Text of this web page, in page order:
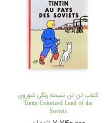
کتاب تن تن نسخه رنگی شوروی
Tintin Colorized Land of the
Soviets